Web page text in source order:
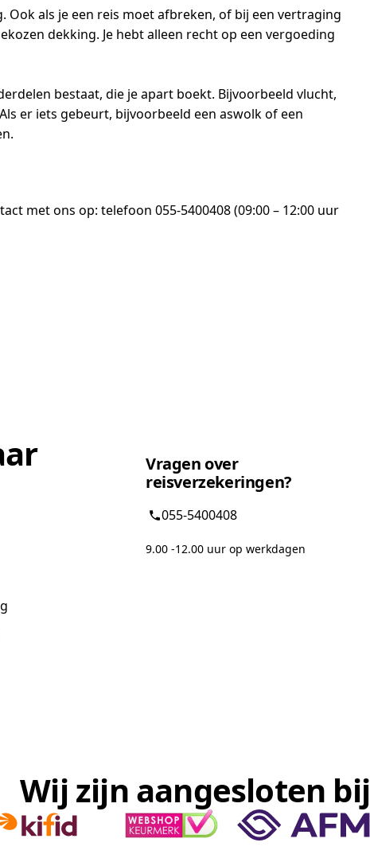
als je een reis moet afbreken, of bij een vertraging
dekking. Je hebt alleen recht op een vergoeding
bestaat, die je apart boekt. Bijvoorbeeld vlucht,
er iets gebeurt, bijvoorbeeld een aswolk of een
met ons op: telefoon 055-5400408 (09:00 – 12:00 uur
Vragen over
reisverzekeringen?
055-5400408
9.00 -12.00 uur op werkdagen
Wij zijn aangesloten bij